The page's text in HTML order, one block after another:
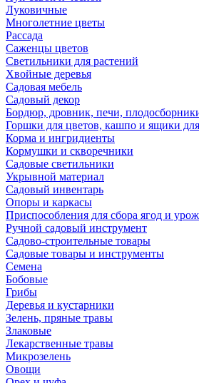
Луковичные
Многолетние цветы
Рассада
Саженцы цветов
Светильники для растений
Хвойные деревья
Садовая мебель
Садовый декор
Бордюр, дровник, печи,
Горшки для цветов, кашпо и ящики
Корма и ингридиенты
Кормушки и скворечники
Садовые светильники
Укрывной материал
Садовый инвентарь
Опоры и каркасы
Приспособления для сбора ягод и
Ручной садовый инструмент
Садово-строительные товары
Садовые товары и инструменты
Семена
Бобовые
Грибы
Деревья и кустарники
Зелень, пряные травы
Злаковые
Лекарственные травы
Микрозелень
Овощи